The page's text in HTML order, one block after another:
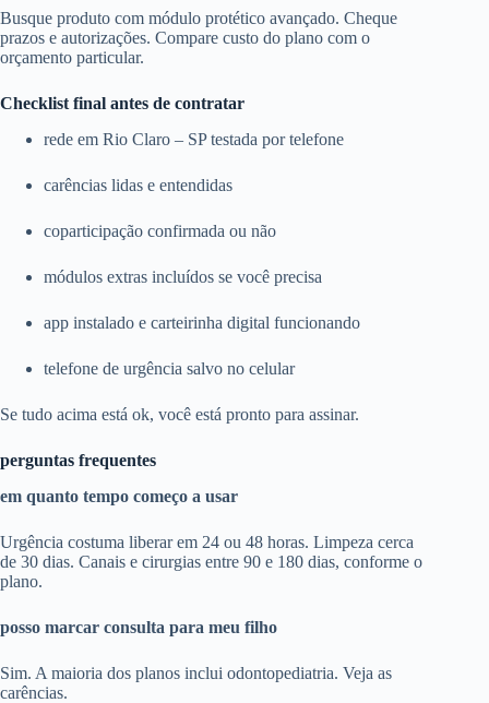
Busque produto com módulo protético avançado. Cheque
prazos e autorizações. Compare custo do plano com o
orçamento particular.
Checklist final antes de contratar
rede em Rio Claro – SP testada por telefone
carências lidas e entendidas
coparticipação confirmada ou não
módulos extras incluídos se você precisa
app instalado e carteirinha digital funcionando
telefone de urgência salvo no celular
Se tudo acima está ok, você está pronto para assinar.
perguntas frequentes
em quanto tempo começo a usar
Urgência costuma liberar em 24 ou 48 horas. Limpeza cerca
de 30 dias. Canais e cirurgias entre 90 e 180 dias, conforme o
plano.
posso marcar consulta para meu filho
Sim. A maioria dos planos inclui odontopediatria. Veja as
carências.